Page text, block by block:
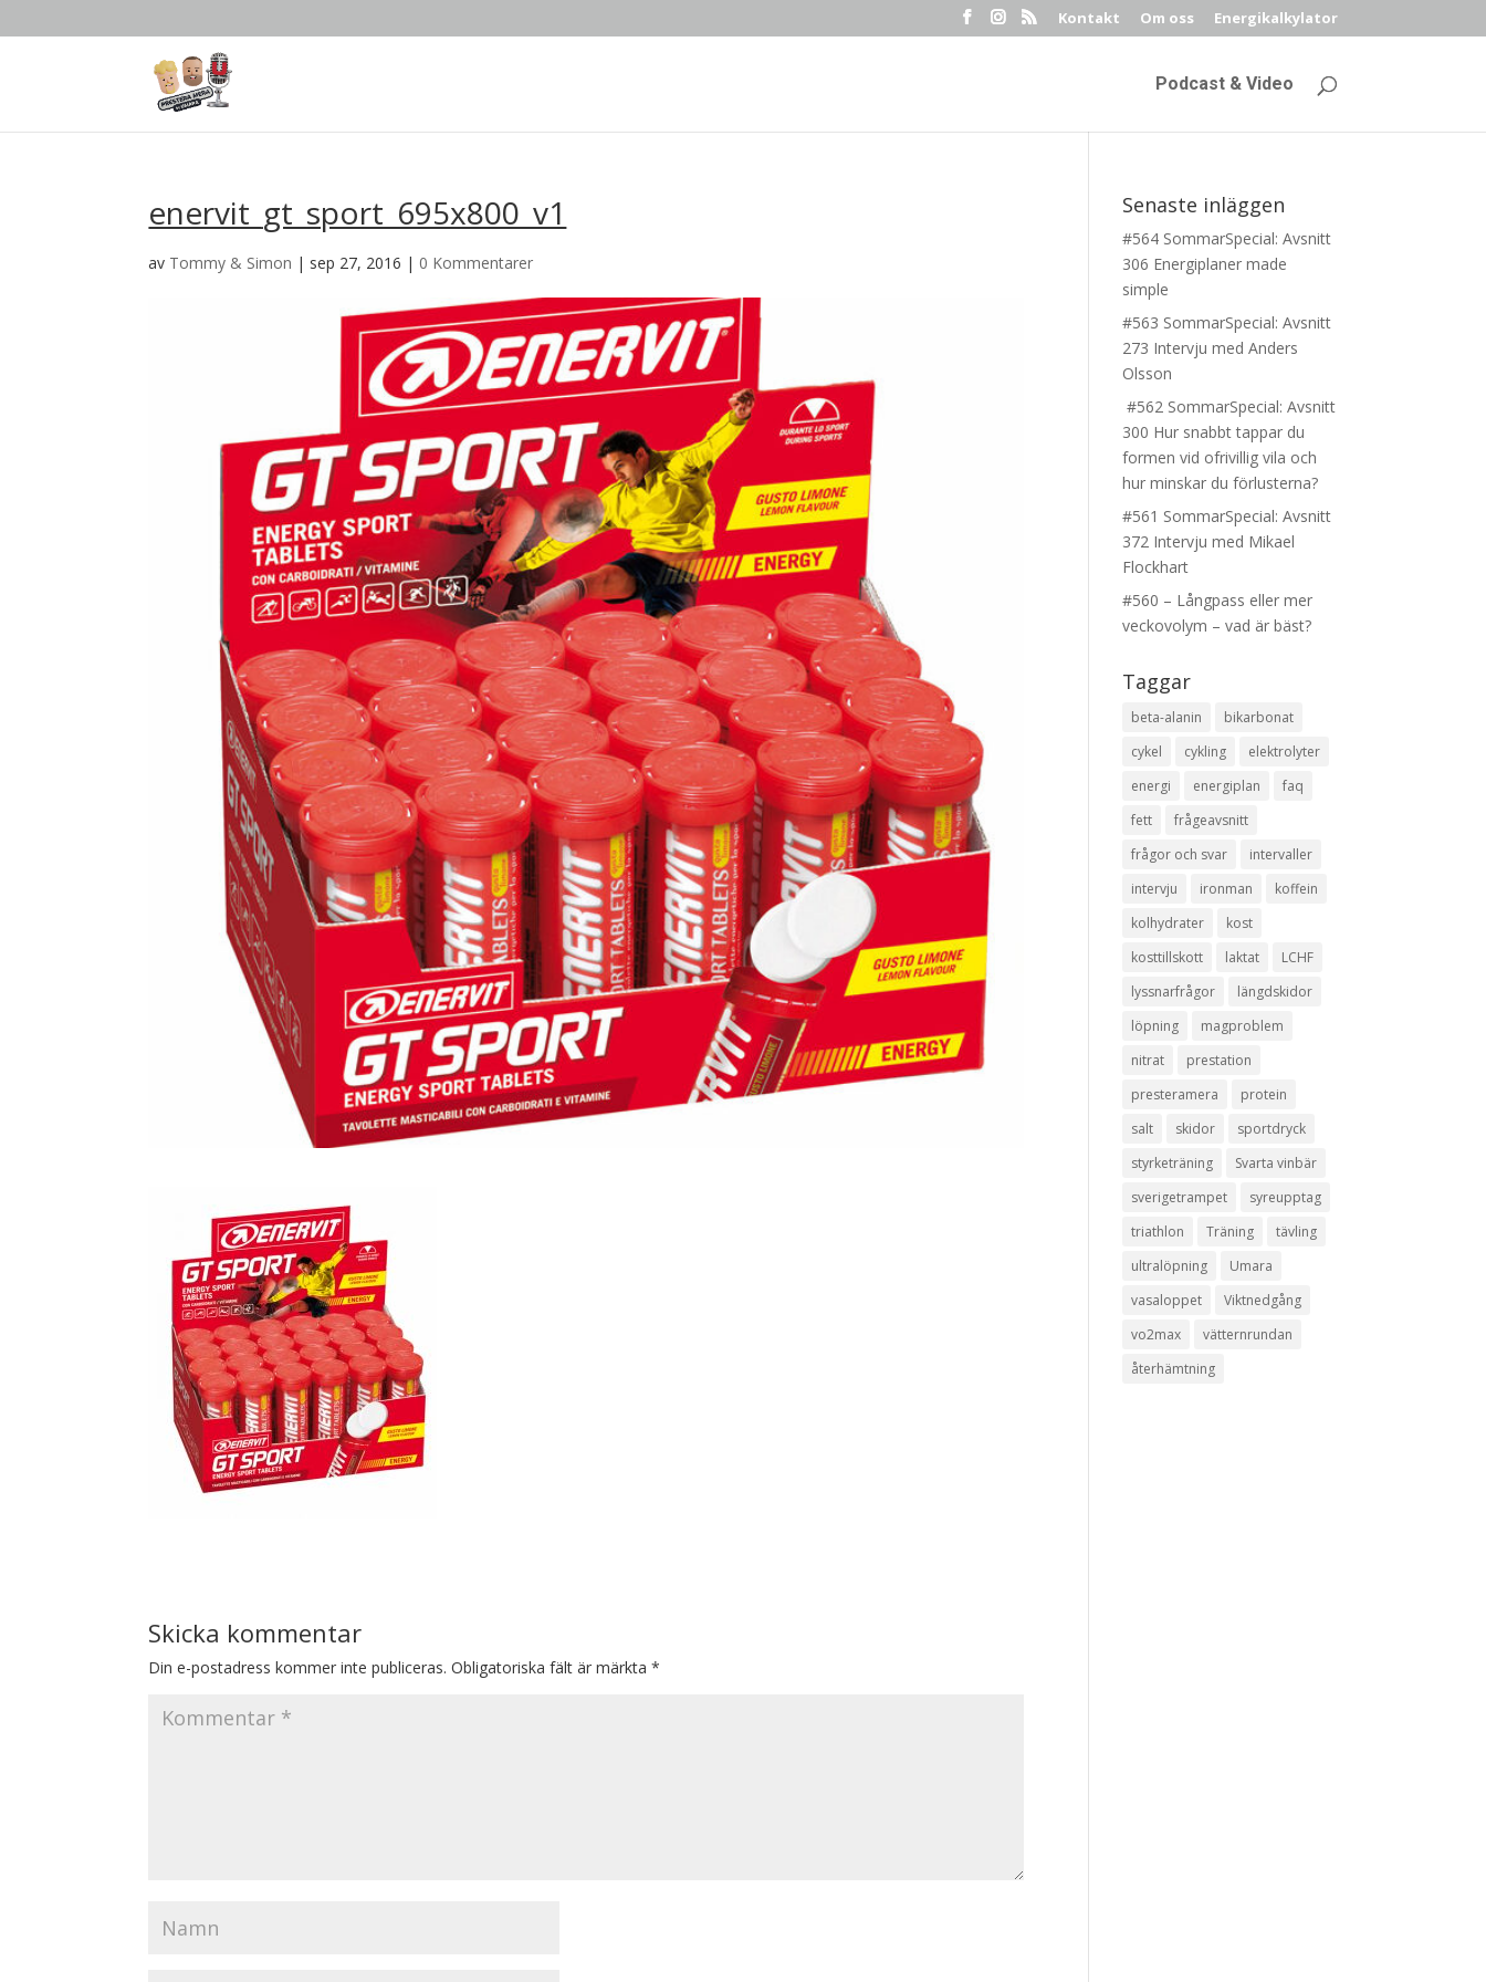
Kontakt Om oss Energikalkylator
Podcast & Video
enervit_gt_sport_695x800_v1
av Tommy & Simon | sep 27, 2016 | 0 Kommentarer
Skicka kommentar
Din e-postadress kommer inte publiceras. Obligatoriska fält är märkta*
Senaste inläggen
#564 SommarSpecial: Avsnitt
306 Energiplaner made
simple
#563 SommarSpecial: Avsnitt
273 Intervju med Anders
Olsson
#562 SommarSpecial: Avsnitt
300 Hur snabbt tappar du
formen vid ofrivillig vila och
hur minskar du förlusterna?
#561 SommarSpecial: Avsnitt
372 Intervju med Mikael
Flockhart
#560 – Långpass eller mer
veckovolym – vad är bäst?
Taggar
beta-alanin
bikarbonat
cykel
cykling
elektrolyter
energi
energiplan
faq
fett
frågeavsnitt
frågor och svar
intervaller
intervju
ironman
koffein
kolhydrater
kost
kosttillskott
laktat
LCHF
lyssnarfrågor
längdskidor
löpning
magproblem
nitrat
prestation
presteramera
protein
salt
skidor
sportdryck
styrketräning
Svarta vinbär
sverigetrampet
syreupptag
triathlon
Träning
tävling
ultralöpning
Umara
vasaloppet
Viktnedgång
vo2max
vätternrundan
återhämtning